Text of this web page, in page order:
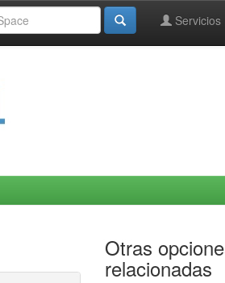
Servicios
Otras
relacionadas